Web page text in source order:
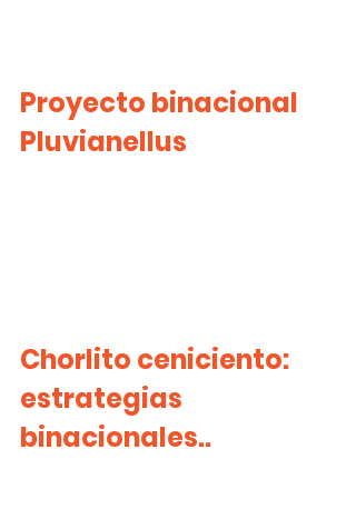
Proyecto binacional
Pluvianellus
Chorlito ceniciento:
estrategias
binacionales..